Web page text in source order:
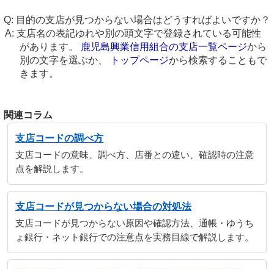
目的の支店が見つからない場合はどうすればよいですか？
支店名の表記ゆれや別の頭文字で登録されている可能性
があります。
鹿児島興業信用組合の支店一覧ページから
別の文字を選ぶか、
トップページから検索することもで
きます。
関連コラム
支店コードの調べ方
支店コードの意味、調べ方、店番との違い、確認時の注意
点を解説します。
支店コードが見つからない場合の対処法
支店コードが見つからない原因や確認方法、通帳・ゆうち
ょ銀行・ネット銀行での注意点を実務目線で解説します。